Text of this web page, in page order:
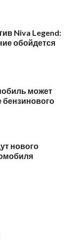
Niva Legend:
обойдется
может
нового